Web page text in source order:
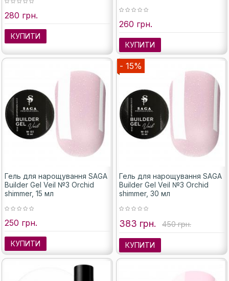
280 грн.
КУПИТИ
260 грн.
КУПИТИ
Гель для нарощування SAGA
Builder Gel Veil №3 Orchid
shimmer, 15 мл
250 грн.
КУПИТИ
- 15%
Гель для нарощування SAGA
Builder Gel Veil №3 Orchid
shimmer, 30 мл
383 грн. 450 грн.
КУПИТИ